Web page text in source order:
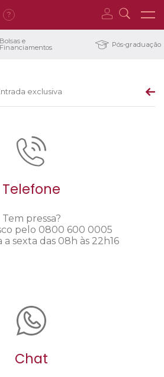
?
Bolsas e
Financiamentos Pós-graduação
exclusiva
Telefone
Tem pressa?
pelo 0800 600 0005
sexta das 08h às 22h16
Chat